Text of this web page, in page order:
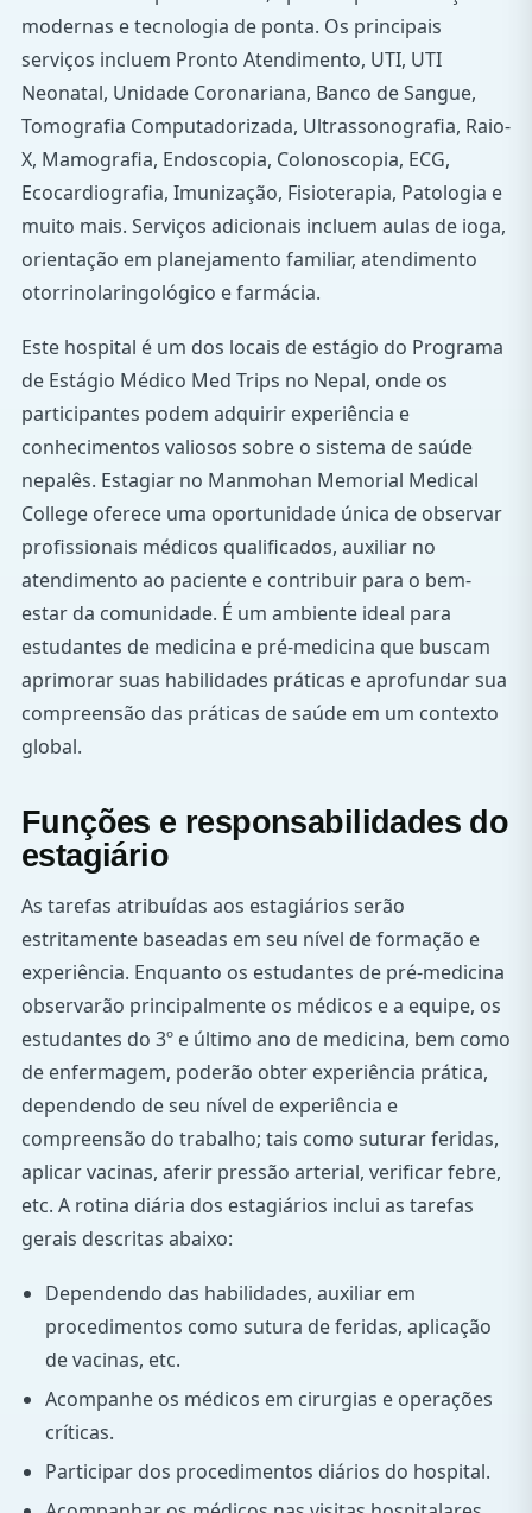
modernas e tecnologia de ponta. Os principais
serviços incluem Pronto Atendimento, UTI, UTI
Neonatal, Unidade Coronariana, Banco de Sangue,
Tomografia Computadorizada, Ultrassonografia, Raio-
X, Mamografia, Endoscopia, Colonoscopia, ECG,
Ecocardiografia, Imunização, Fisioterapia, Patologia e
muito mais. Serviços adicionais incluem aulas de ioga,
orientação em planejamento familiar, atendimento
otorrinolaringológico e farmácia.
Este hospital é um dos locais de estágio do Programa
de Estágio Médico Med Trips no Nepal, onde os
participantes podem adquirir experiência e
conhecimentos valiosos sobre o sistema de saúde
nepalês. Estagiar no Manmohan Memorial Medical
College oferece uma oportunidade única de observar
profissionais médicos qualificados, auxiliar no
atendimento ao paciente e contribuir para o bem-
estar da comunidade. É um ambiente ideal para
estudantes de medicina e pré-medicina que buscam
aprimorar suas habilidades práticas e aprofundar sua
compreensão das práticas de saúde em um contexto
global.
Funções e responsabilidades do
estagiário
As tarefas atribuídas aos estagiários serão
estritamente baseadas em seu nível de formação e
experiência. Enquanto os estudantes de pré-medicina
observarão principalmente os médicos e a equipe, os
estudantes do 3º e último ano de medicina, bem como
de enfermagem, poderão obter experiência prática,
dependendo de seu nível de experiência e
compreensão do trabalho; tais como suturar feridas,
aplicar vacinas, aferir pressão arterial, verificar febre,
etc. A rotina diária dos estagiários inclui as tarefas
gerais descritas abaixo:
Dependendo das habilidades, auxiliar em
procedimentos como sutura de feridas, aplicação
de vacinas, etc.
Acompanhe os médicos em cirurgias e operações
críticas.
Participar dos procedimentos diários do hospital.